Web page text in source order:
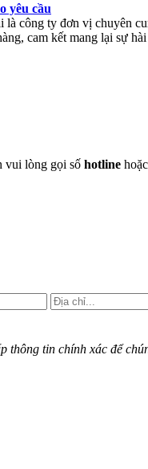
yêu cầu
là công ty đơn vị chuyên
cam kết mang lại sự
vui lòng gọi số hotline
tin chính xác để